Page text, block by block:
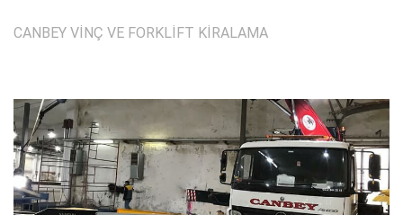
CANBEY VİNÇ VE FORKLİFT KİRALAMA